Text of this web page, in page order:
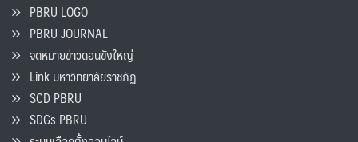
PBRU LOGO
PBRU JOURNAL
จดหมายข่าวดอนขังใหญ่
Link มหาวิทยาลัยราชภัฏ
SCD PBRU
SDGs PBRU